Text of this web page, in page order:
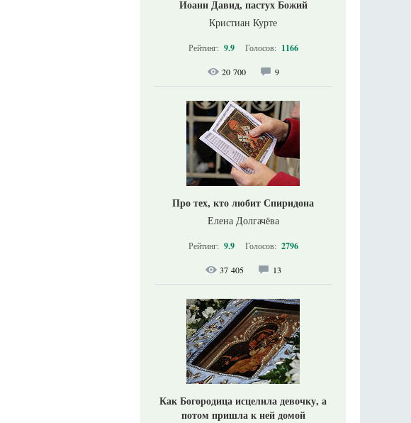
Иоанн Давид, пастух Божий
Кристиан Курте
Рейтинг: 9.9 Голосов: 1166
20 700 9
Про тех, кто любит Спиридона
Елена Долгачёва
Рейтинг: 9.9 Голосов: 2796
37 405 13
Как Богородица исцелила девочку, а
потом пришла к ней домой